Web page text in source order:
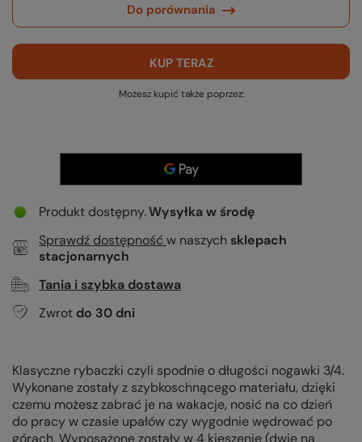
Do porównania
KUP TERAZ
Możesz kupić także poprzez:
Produkt dostępny Wysyłkaw środę
Sprawdź dostępność w naszych sklepach
stacjonarnych
Tania i szybka dostawa
Zwrot do 30 dni
Klasyczne rybaczki czyli spodnie o długości nogawki 3/4.
Wykonane zostały z szybkoschnącego materiału, dzięki
czemu możesz zabrać je na wakacje, nosić na co dzień
do pracy w czasie upałów czy wygodnie wędrować po
górach. Wyposażone zostały w 4 kieszenie (dwie na